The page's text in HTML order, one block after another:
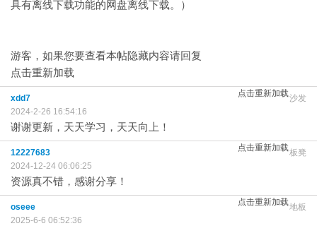
具有离线下载功能的网盘离线下载。）
游客，如果您要查看本帖隐藏内容请回复
点击重新加载
点击重新加载沙发
xdd7
2024-2-26 16:54:16
谢谢更新，天天学习，天天向上！
点击重新加载板凳
12227683
2024-12-24 06:06:25
资源真不错，感谢分享！
点击重新加载地板
oseee
2025-6-6 06:52:36